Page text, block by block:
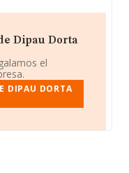
Dipau Dorta
el
DIPAU DORTA